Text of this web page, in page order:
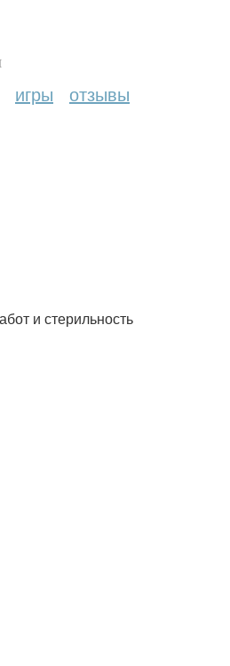
игры отзывы
и стерильность